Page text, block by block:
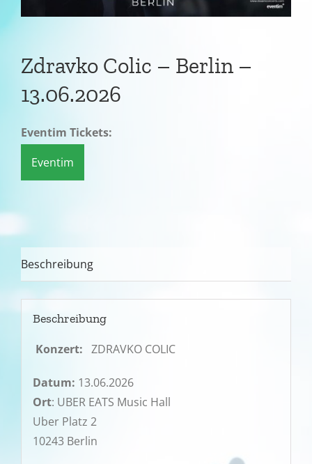
Zdravko Colic – Berlin –
13.06.2026
Eventim Tickets:
Eventim
Beschreibung
Beschreibung
Konzert: ZDRAVKO COLIC
Datum: 13.06.2026
Ort: UBER EATS Music Hall
Uber Platz 2
10243 Berlin